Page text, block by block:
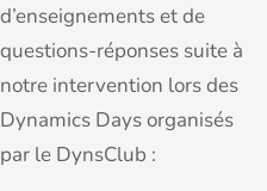
d’enseignements et de
questions-réponses suite à
notre intervention lors des
Dynamics Days organisés
par le DynsClub :